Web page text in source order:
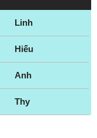
Linh
Hiếu
Anh
Thy